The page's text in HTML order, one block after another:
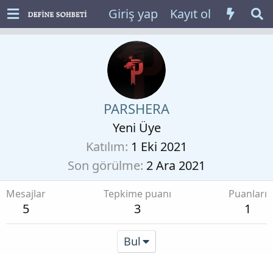
Giriş yap Kayıt ol
PARSHERA
Yeni Üye
Katılım 1 Eki 2021
Son görülme 2 Ara 2021
Mesajlar
5
Tepkime puanı
3
Puanları
1
Bul